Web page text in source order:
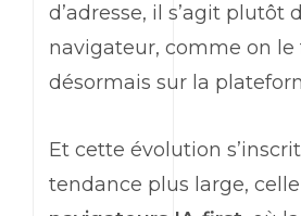
d’adresse, il s’agit plutôt
navigateur, comme on le
désormais sur la
Et cette évolution
tendance plus large,